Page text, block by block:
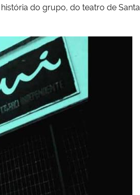
do grupo, do teatro de Santa